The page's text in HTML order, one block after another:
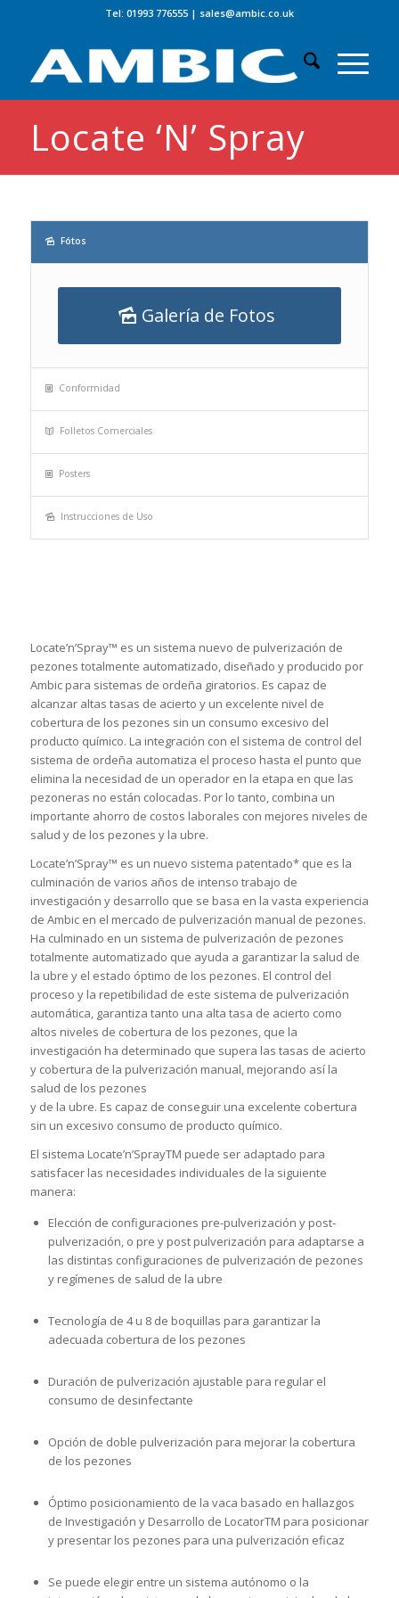
Tel: 01993 776555| sales@ambic.co.uk
Locate ‘n’ Spray
Fótos
Galería de Fotos
Conformidad
Folletos Comerciales
Posters
Instrucciones de Uso
Locate’n’Spray™ es un sistema nuevo de pulverización de
pezones totalmente automatizado, diseñado y producido por
Ambic para sistemas de ordeña giratorios. Es capaz de
alcanzar altas tasas de acierto y un excelente nivel de
cobertura de los pezones sin un consumo excesivo del
producto químico. La integración con el sistema de control del
sistema de ordeña automatiza el proceso hasta el punto que
elimina la necesidad de un operador en la etapa en que las
pezoneras no están colocadas. Por lo tanto, combina un
importante ahorro de costos laborales con mejores niveles de
salud y de los pezones y la ubre.
Locate’n’Spray™ es un nuevo sistema patentado* que es la
culminación de varios años de intenso trabajo de
investigación y desarrollo que se basa en la vasta experiencia
de Ambic en el mercado de pulverización manual de pezones.
Ha culminado en un sistema de pulverización de pezones
totalmente automatizado que ayuda a garantizar la salud de
la ubre y el estado óptimo de los pezones. El control del
proceso y la repetibilidad de este sistema de pulverización
automática, garantiza tanto una alta tasa de acierto como
altos niveles de cobertura de los pezones, que la
investigación ha determinado que supera las tasas de acierto
y cobertura de la pulverización manual, mejorando así la
salud de los pezones
y de la ubre. Es capaz de conseguir una excelente cobertura
sin un excesivo consumo de producto químico.
El sistema Locate’n’SprayTM puede ser adaptado para
satisfacer las necesidades individuales de la siguiente
manera:
Elección de configuraciones pre-pulverización y post-
pulverización, o pre y post pulverización para adaptarse a
las distintas configuraciones de pulverización de pezones
y regímenes de salud de la ubre
Tecnología de 4 u 8 de boquillas para garantizar la
adecuada cobertura de los pezones
Duración de pulverización ajustable para regular el
consumo de desinfectante
Opción de doble pulverización para mejorar la cobertura
de los pezones
Óptimo posicionamiento de la vaca basado en hallazgos
de Investigación y Desarrollo de LocatorTM para posicionar
y presentar los pezones para una pulverización eficaz
Se puede elegir entre un sistema autónomo o la